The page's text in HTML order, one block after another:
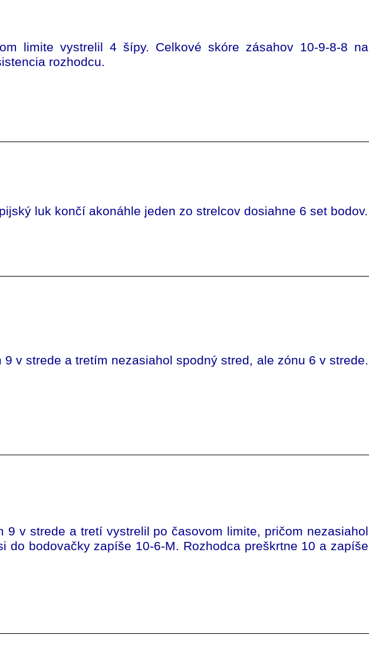
limite vystrelil 4 šípy. Celkové skóre zásahov 10-9-8-8 na
rozhodcu.
luk končí akonáhle jeden zo strelcov dosiahne 6 set bodov.
v strede a tretím nezasiahol spodný stred, ale zónu 6 v strede.
9 v strede a tretí vystrelil po časovom limite, pričom nezasiahol
do bodovačky zapíše 10-6-M. Rozhodca preškrtne 10 a zapíše